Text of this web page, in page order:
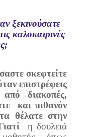
ξεκινούσατε
καλοκαιρινές
;
σκεφτείτε
επιστρέφεις
διακοπές,
και πιθανόν
θέλατε στην
η δουλειά